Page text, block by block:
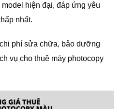
hiện đại, đáp ứng yêu
nhất.
phí sửa chữa, bảo dưỡng
vụ cho thuê máy photocopy